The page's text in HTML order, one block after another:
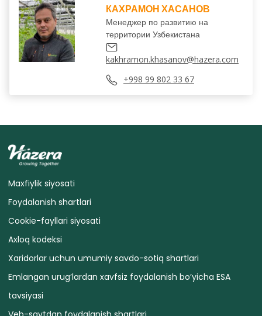
КАХРАМОН ХАСАНОВ
Менеджер по развитию на
территории Узбекистана
kakhramon.khasanov@hazera.com
+998 99 802 33 67
Maxfiylik siyosati
Foydalanish shartlari
Cookie-fayllari siyosati
Axloq kodeksi
Xaridorlar uchun umumiy savdo-sotiq shartlari
Emlangan urug’lardan xavfsiz foydalanish bo’yicha ESA
tavsiyasi